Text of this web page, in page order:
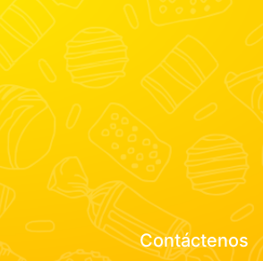
Contáctenos